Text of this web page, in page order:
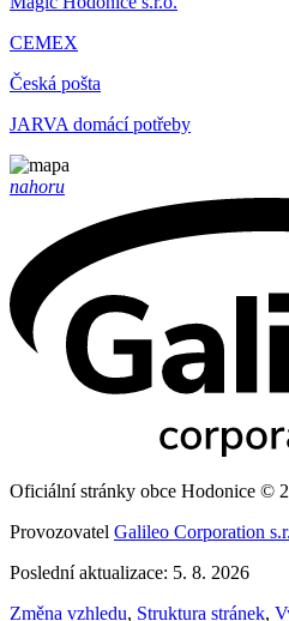
CEMEX
Česká pošta
JARVA domácí potřeby
nahoru
Oficiální stránky obce Hodonice ©
Provozovatel Galileo Corporation
Poslední aktualizace: 5. 8. 2026
Změna vzhledu, Struktura stránek,